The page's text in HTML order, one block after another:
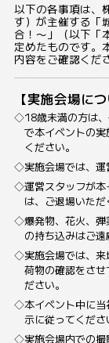
以下の各事項は、
す）が主催する
合！〜」（以下「
定めたものです。
内容をご確認くだ
【実施会場につ
18歳未満の方は
で本イベントの
ください。
実施会場では、運
運営スタッフが
は、ご退場いただ
爆発物、花火、
の持ち込みはご遠
実施会場では、
荷物の確認をさ
ださい。
本イベント中に
示に従ってくださ
実施会場内での